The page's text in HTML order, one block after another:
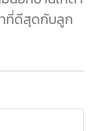
ที่ดีสุดกับลูก